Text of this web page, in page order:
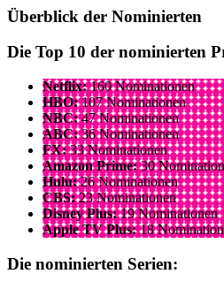
Überblick der Nominierten
Die Top 10 der nominierten
Netflix:160 Nominationen
HBO:107 Nominationen
NBC:47 Nominationen
ABC:36 Nominationen
FX:33 Nominationen
Amazon Prime:30
Hulu:26 Nominationen
CBS:23 Nominationen
Disney Plus:19 Nominationen
Apple TV Plus:18
Die nominierten Serien: